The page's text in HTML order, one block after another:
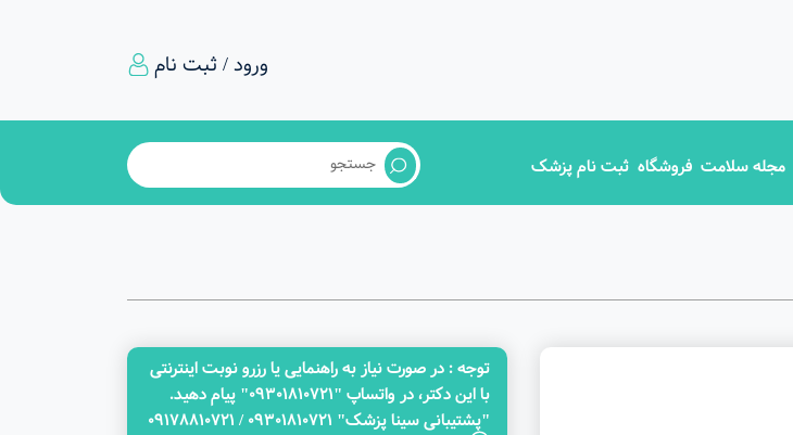
ورود / ثبت نام
مجله سلامت فروشگاه ثبت نام پزشک
توجه‌ : در صورت نیاز به راهنمایی یا رزرو نوبت اینترنتی
با این دکتر، در واتساپ "09301810721" پیام دهید.
"پشتیبانی سینا پزشک" 09301810721 / 09178810721